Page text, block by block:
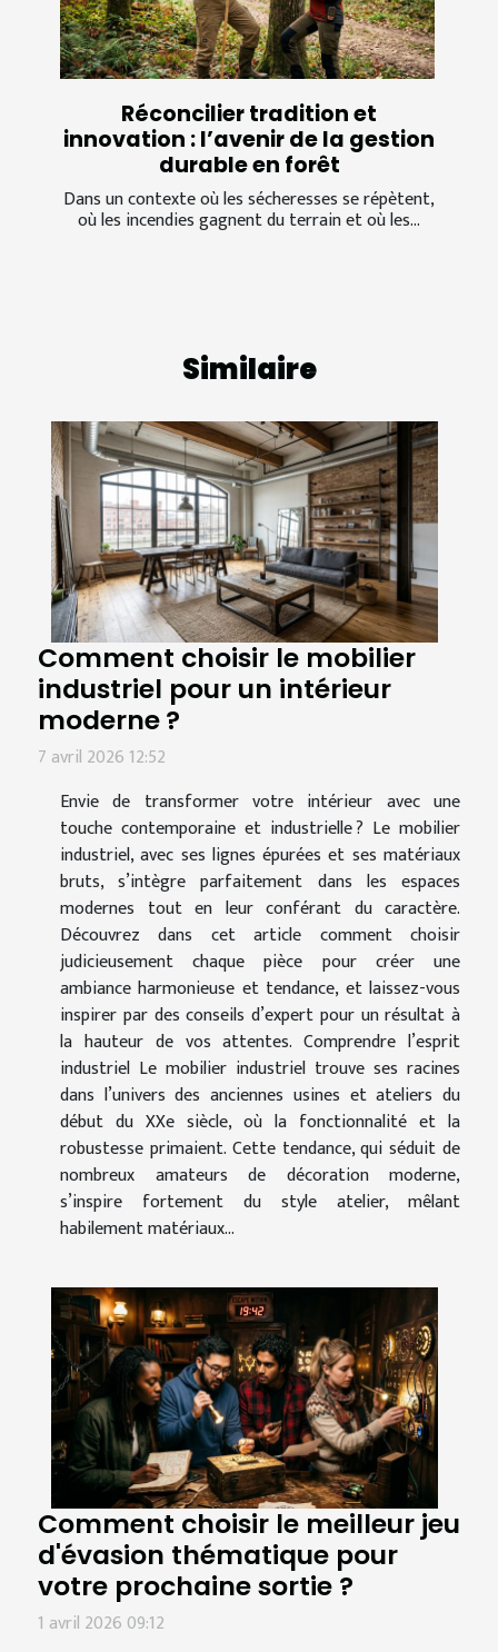
Réconcilier tradition et
innovation : l’avenir de la gestion
durable en forêt
Dans un contexte où les sécheresses se répètent,
où les incendies gagnent du terrain et où les...
Similaire
Comment choisir le mobilier
industriel pour un intérieur
moderne ?
7 avril 2026 12:52
Envie de transformer votre intérieur avec une
touche contemporaine et industrielle ? Le mobilier
industriel, avec ses lignes épurées et ses matériaux
bruts, s’intègre parfaitement dans les espaces
modernes tout en leur conférant du caractère.
Découvrez dans cet article comment choisir
judicieusement chaque pièce pour créer une
ambiance harmonieuse et tendance, et laissez-vous
inspirer par des conseils d’expert pour un résultat à
la hauteur de vos attentes. Comprendre l’esprit
industriel Le mobilier industriel trouve ses racines
dans l’univers des anciennes usines et ateliers du
début du XXe siècle, où la fonctionnalité et la
robustesse primaient. Cette tendance, qui séduit de
nombreux amateurs de décoration moderne,
s’inspire fortement du style atelier, mêlant
habilement matériaux...
Comment choisir le meilleur jeu
d'évasion thématique pour
votre prochaine sortie ?
1 avril 2026 09:12